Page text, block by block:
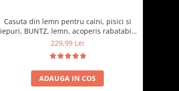
Casuta din lemn pentru caini, pisici si
iepuri, BUNTZ, lemn, acoperis rabatabil,
bitumant, impermeabil, perdea
cm, Gri
229,99 Lei
ADAUGA IN COS